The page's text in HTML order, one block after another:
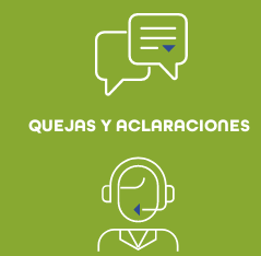
QUEJAS Y ACLARACIONES